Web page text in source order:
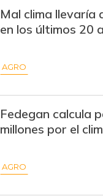
Mal clima llevaría
en los últimos 20
AGRO
Fedegan calcula
millones por el
AGRO